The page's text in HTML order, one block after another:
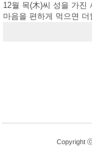
12월 목(木)씨 성을 가진
마음을 편하게 먹으면
Copyright